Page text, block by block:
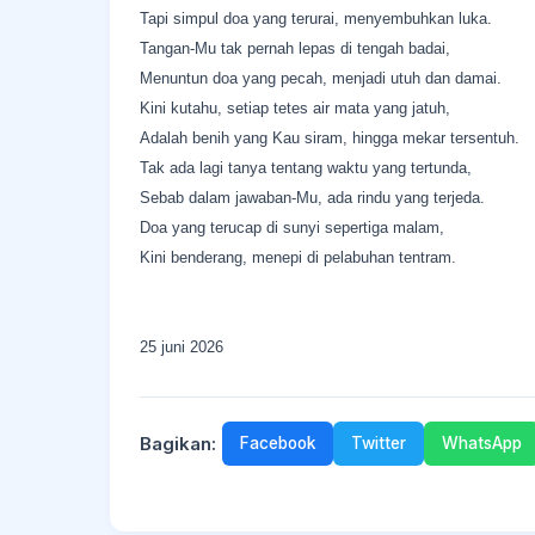
Tapi simpul doa yang terurai, menyembuhkan luka.
​Tangan-Mu tak pernah lepas di tengah badai,
Menuntun doa yang pecah, menjadi utuh dan damai.
Kini kutahu, setiap tetes air mata yang jatuh,
Adalah benih yang Kau siram, hingga mekar tersentuh.
​Tak ada lagi tanya tentang waktu yang tertunda,
Sebab dalam jawaban-Mu, ada rindu yang terjeda.
Doa yang terucap di sunyi sepertiga malam,
Kini benderang, menepi di pelabuhan tentram.
25 juni 2026
Bagikan: Facebook Twitter WhatsApp